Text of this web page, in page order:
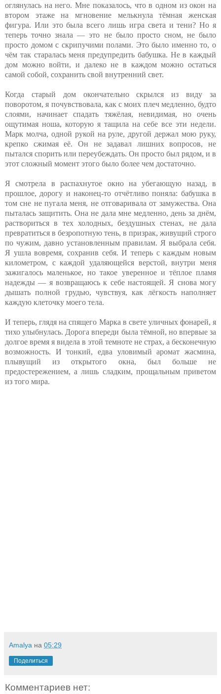
оглянулась на него. Мне показалось, что в одном из окон на
втором этаже на мгновение мелькнула тёмная женская
фигура. Или это была всего лишь игра света и тени? Но я
теперь точно знала — это не было просто сном, не было
просто домом с скрипучими полами. Это было именно то, о
чём так старалась меня предупредить бабушка. Не в каждый
дом можно войти, и далеко не в каждом можно остаться
самой собой, сохранить свой внутренний свет.
Когда старый дом окончательно скрылся из виду за
поворотом, я почувствовала, как с моих плеч медленно, будто
слоями, начинает спадать тяжёлая, невидимая, но очень
ощутимая ноша, которую я тащила на себе все эти недели.
Марк молча, одной рукой на руле, другой держал мою руку,
крепко сжимая её. Он не задавал лишних вопросов, не
пытался спорить или переубеждать. Он просто был рядом, и в
этот сложный момент этого было более чем достаточно.
Я смотрела в распахнутое окно на убегающую назад, в
прошлое, дорогу и наконец-то отчётливо поняла: бабушка в
том сне не пугала меня, не отговаривала от замужества. Она
пыталась защитить. Она не дала мне медленно, день за днём,
раствориться в тех холодных, бездушных стенах, не дала
превратиться в безропотную тень, в призрак, живущий строго
по чужим, давно установленным правилам. Я выбрала себя.
Я ушла вовремя, сохранив себя. И теперь с каждым новым
километром, с каждой удаляющейся верстой, внутри меня
зажигалось маленькое, но такое уверенное и тёплое пламя
надежды — я возвращаюсь к себе настоящей. Я снова могу
дышать полной грудью, чувствуя, как лёгкость наполняет
каждую клеточку моего тела.
И теперь, глядя на спящего Марка в свете уличных фонарей, я
тихо улыбнулась. Дорога впереди была тёмной, но впервые за
долгое время я видела в этой темноте не страх, а бесконечную
возможность. И тонкий, едва уловимый аромат жасмина,
плывущий из открытого окна, был больше не
предостережением, а лишь сладким, прощальным приветом
из того мира.
Amalya на 05:29
Поделиться
Комментариев нет: